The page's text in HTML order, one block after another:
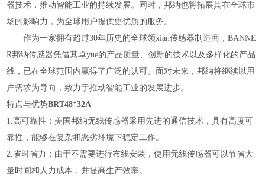
器技术，推动智能工业的持续发展。同时，邦纳也将拓展其在全球市
场的影响力，为全球用户提供更优质的服务。
作为一家拥有超过30年历史的全球领xian传感器制造商，BANNE
R邦纳传感器凭借其卓yue的产品质量、创新的技术以及多样化的产品
线，已在全球范围内赢得了广泛的认可。面对未来，邦纳将继续以用
户需求为导向，致力于推动智能工业的发展进步。
特点与优势BRT48*32A
1.高可靠性：美国邦纳无线传感器采用先进的通信技术，具有高度可
靠性，能够在复杂和恶劣环境下稳定工作。
2.省时省力：由于不需要进行布线安装，使用无线传感器可以节省大
量时间和人力成本，并提高生产效率。